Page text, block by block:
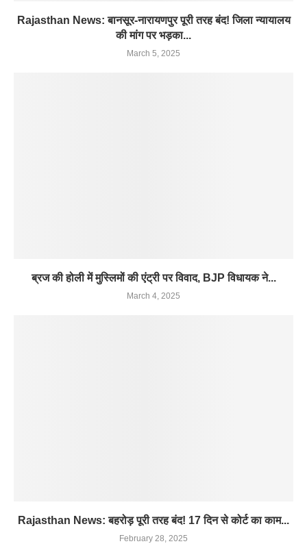
Rajasthan News: बानसूर-नारायणपुर पूरी तरह बंद! जिला न्यायालय
की मांग पर भड़का...
March 5, 2025
ब्रज की होली में मुस्लिमों की एंट्री पर विवाद, BJP विधायक ने...
March 4, 2025
Rajasthan News: बहरोड़ पूरी तरह बंद! 17 दिन से कोर्ट का काम...
February 28, 2025